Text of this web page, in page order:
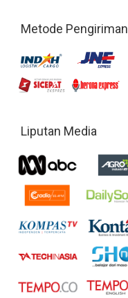
Metode Pengiriman
Liputan Media